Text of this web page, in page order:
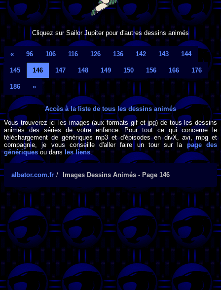
Cliquez sur Sailor Jupiter pour d'autres dessins animés
« 96 106 116 126 136 142 143 144
145 146 147 148 149 150 156 166 176
186 »
Accès à la liste de tous les dessins animés
Vous trouverez ici les images (aux formats gif et jpg) de tous les dessins
animés des séries de votre enfance. Pour tout ce qui concerne le
téléchargement de génériques mp3 et d'épisodes en divX, avi, mpg et
compagnie, je vous conseille d'aller faire un tour sur la page des
génériquesou dans les liens.
albator.com.fr Images Dessins Animés - Page 146